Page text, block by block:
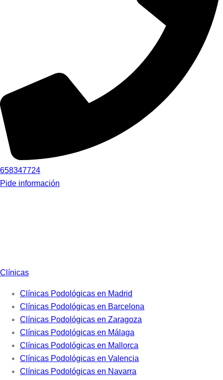
658347724
Pide información
Clínicas
Clínicas Podológicas en Madrid
Clínicas Podológicas en Barcelona
Clínicas Podológicas en Zaragoza
Clínicas Podológicas en Málaga
Clínicas Podológicas en Mallorca
Clínicas Podológicas en Valencia
Clínicas Podológicas en Navarra